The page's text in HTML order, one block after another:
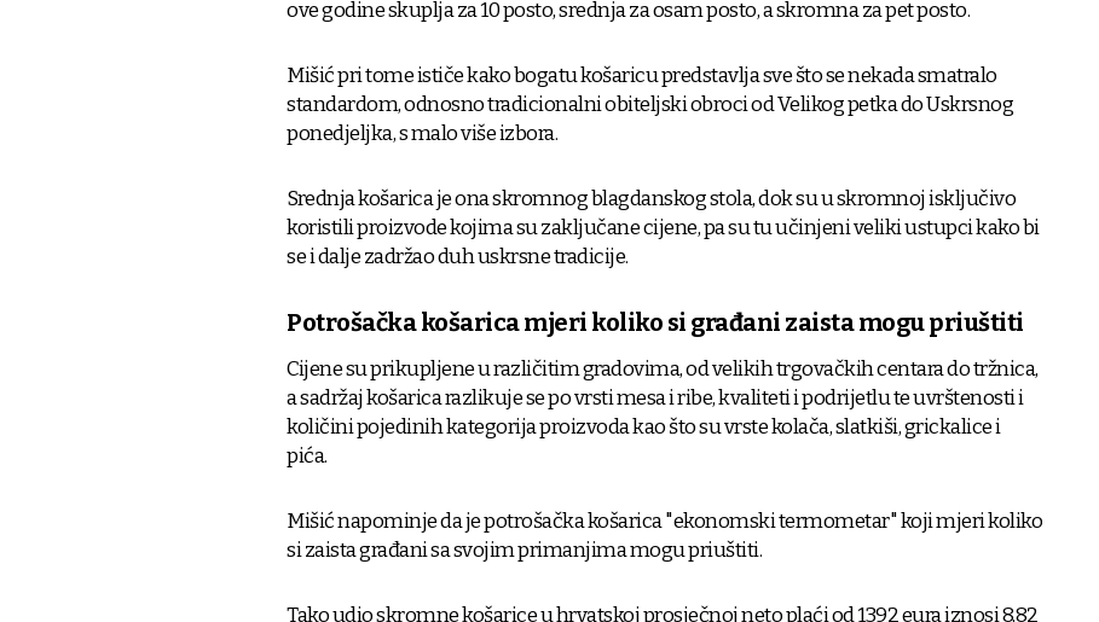
ove godine skuplja za 10 posto, srednja za osam posto, a skromna za pet posto.
Mišić pri tome ističe kako bogatu košaricu predstavlja sve što se nekada smatralo
standardom, odnosno tradicionalni obiteljski obroci od Velikog petka do Uskrsnog
ponedjeljka, s malo više izbora.
Srednja košarica je ona skromnog blagdanskog stola, dok su u skromnoj isključivo
koristili proizvode kojima su zaključane cijene, pa su tu učinjeni veliki ustupci kako bi
se i dalje zadržao duh uskrsne tradicije.
Potrošačka košarica mjeri koliko si građani zaista mogu priuštiti
Cijene su prikupljene u različitim gradovima, od velikih trgovačkih centara do tržnica,
a sadržaj košarica razlikuje se po vrsti mesa i ribe, kvaliteti i podrijetlu te uvrštenosti i
količini pojedinih kategorija proizvoda kao što su vrste kolača, slatkiši, grickalice i
pića.
Mišić napominje da je potrošačka košarica "ekonomski termometar" koji mjeri koliko
si zaista građani sa svojim primanjima mogu priuštiti.
Tako udio skromne košarice u hrvatskoj prosječnoj neto plaći od 1392 eura iznosi 8,82